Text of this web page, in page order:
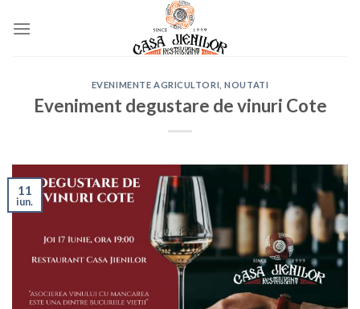
EVENIMENTE AGRICULTORI ,NOUTATI
Eveniment degustare de vinuri Cote
11
iun.